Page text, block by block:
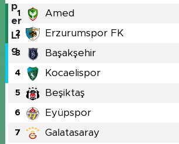
1 Amed
2 Erzurumspor FK
3 Başakşehir
4 Kocaelispor
5 Beşiktaş
6 Eyüpspor
7 Galatasaray